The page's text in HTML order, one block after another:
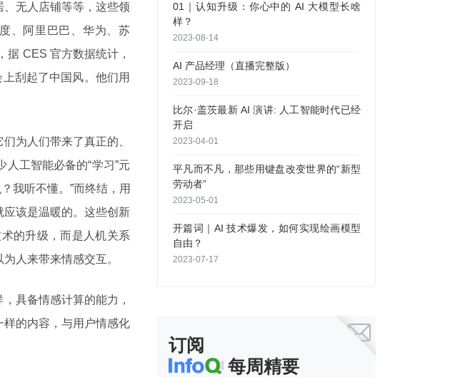
无人店铺等等，这些领
、阿里巴巴、华为、苏
CES 官方数据统计，
刮起了中国风。他们用
为人们带来了真正的、
工智能必备的“学习”元
我听不懂。”而终结，用
该是温暖的。这些创新
的升级，而是人机关系
人来带来情感交互。
具备情感计算的能力，
的内容，与用户情感化
01｜认知升级：你心中的 AI 大模型长啥
样？
2023-08-14
AI 产品经理（直播完整版）
2023-09-18
比尔·盖茨最新 AI 演讲: 人工智能时代已经
开启
2023-04-01
平凡而不凡，那些用键盘改变世界的“新型
劳动者”
2023-05-01
开篇词｜AI 技术爆发，如何实现绘画模型
自由？
2023-07-17

订阅
每周精要